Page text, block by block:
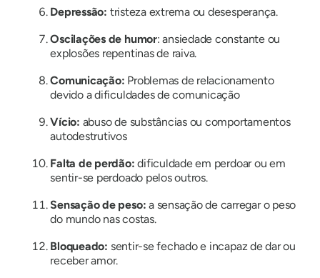
Depressão: tristeza extrema ou desesperança.
Oscilações de humor: ansiedade constante ou
explosões repentinas de raiva.
Comunicação: Problemas de relacionamento
devido a dificuldades de comunicação
Vício: abuso de substâncias ou comportamentos
autodestrutivos
Falta de perdão: dificuldade em perdoar ou em
sentir-se perdoado pelos outros.
Sensação de peso: a sensação de carregar o peso
do mundo nas costas.
Bloqueado: sentir-se fechado e incapaz de dar ou
receber amor.